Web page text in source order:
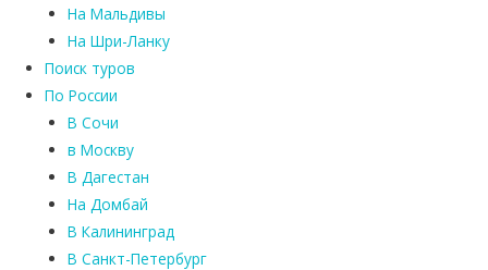
На Мальдивы
На Шри-Ланку
Поиск туров
По России
В Сочи
в Москву
В Дагестан
На Домбай
В Калининград
В Санкт-Петербург